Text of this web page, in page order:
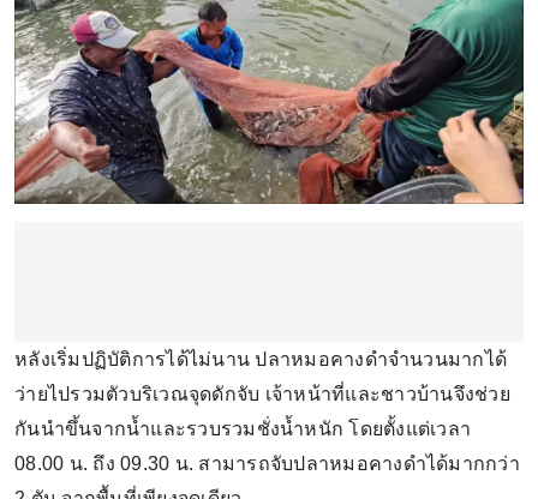
หลังเริ่มปฏิบัติการได้ไม่นาน ปลาหมอคางดำจำนวนมากได้
ว่ายไปรวมตัวบริเวณจุดดักจับ เจ้าหน้าที่และชาวบ้านจึงช่วย
กันนำขึ้นจากน้ำและรวบรวมชั่งน้ำหนัก โดยตั้งแต่เวลา
08.00 น. ถึง 09.30 น. สามารถจับปลาหมอคางดำได้มากกว่า